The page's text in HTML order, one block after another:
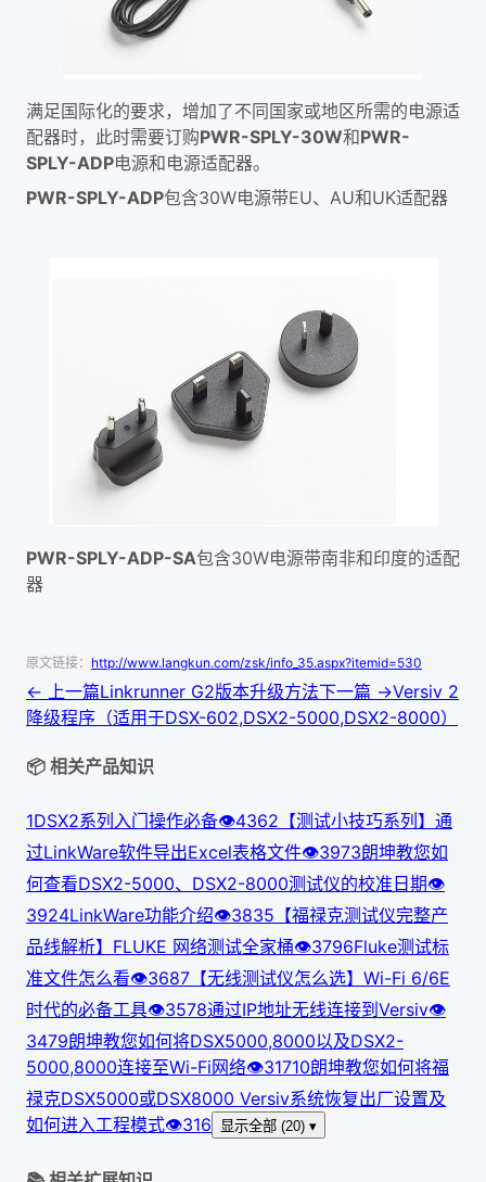
满足国际化的要求，增加了不同国家或地区所需的电源适
配器时，此时需要订购PWR-SPLY-30W和PWR-
SPLY-ADP电源和电源适配器。
PWR-SPLY-ADP包含30W电源带EU、AU和UK适配器
PWR-SPLY-ADP-SA包含30W电源带南非和印度的适配
器
原文链接： http://www.langkun.com/zsk/info_35.aspx?itemid=530
← 上一篇Linkrunner G2版本升级方法下一篇 →Versiv 2
降级程序（适用于DSX-602,DSX2-5000,DSX2-8000）
📦 相关产品知识
1DSX2系列入门操作必备👁4362 【测试小技巧系列】通
过LinkWare软件导出Excel表格文件👁3973朗坤教您如
何查看DSX2-5000、DSX2-8000测试仪的校准日期👁
3924LinkWare功能介绍👁3835 【福禄克测试仪完整产
品线解析】FLUKE 网络测试全家桶👁3796Fluke测试标
准文件怎么看👁3687 【无线测试仪怎么选】Wi-Fi 6/6E
时代的必备工具👁3578通过IP地址无线连接到Versiv👁
3479朗坤教您如何将DSX5000,8000以及DSX2-
5000,8000连接至Wi-Fi网络👁31710朗坤教您如何将福
禄克DSX5000或DSX8000 Versiv系统恢复出厂设置及
如何进入工程模式👁316 显示全部 (20) ▾